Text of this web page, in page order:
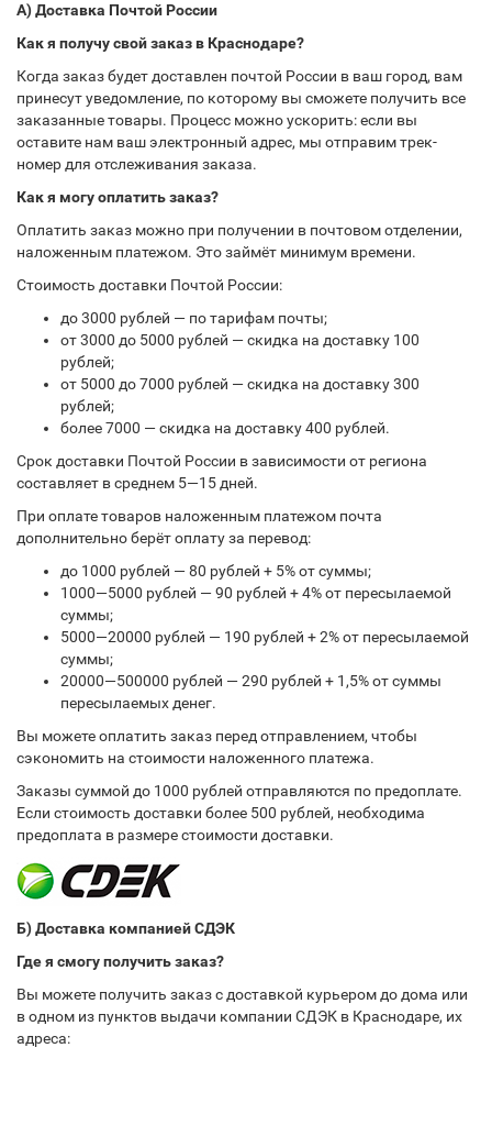
А) Доставка Почтой России
Как я получу свой заказ в Краснодаре?
Когда заказ будет доставлен почтой России в ваш город, вам
принесут уведомление, по которому вы сможете получить все
заказанные товары. Процесс можно ускорить: если вы
оставите нам ваш электронный адрес, мы отправим трек-
номер для отслеживания заказа.
Как я могу оплатить заказ?
Оплатить заказ можно при получении в почтовом отделении,
наложенным платежом. Это займёт минимум времени.
Стоимость доставки Почтой России:
до 3000 рублей — по тарифам почты;
от 3000 до 5000 рублей — скидка на доставку 100
рублей;
от 5000 до 7000 рублей — скидка на доставку 300
рублей;
более 7000 — скидка на доставку 400 рублей.
Срок доставки Почтой России в зависимости от региона
составляет в среднем 5—15 дней.
При оплате товаров наложенным платежом почта
дополнительно берёт оплату за перевод:
до 1000 рублей — 80 рублей + 5% от суммы;
1000—5000 рублей — 90 рублей + 4% от пересылаемой
суммы;
5000—20000 рублей — 190 рублей + 2% от пересылаемой
суммы;
20000—500000 рублей — 290 рублей + 1,5% от суммы
пересылаемых денег.
Вы можете оплатить заказ перед отправлением, чтобы
сэкономить на стоимости наложенного платежа.
Заказы суммой до 1000 рублей отправляются по предоплате.
Если стоимость доставки более 500 рублей, необходима
предоплата в размере стоимости доставки.
Б) Доставка компанией СДЭК
Где я смогу получить заказ?
Вы можете получить заказ с доставкой курьером до дома или
в одном из пунктов выдачи компании СДЭК в Краснодаре, их
адреса: